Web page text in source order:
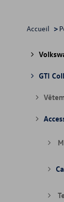
Accueil >
GTI